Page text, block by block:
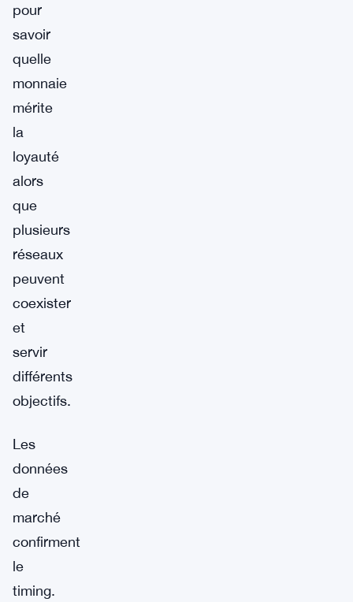
pour
savoir
quelle
monnaie
mérite
la
loyauté
alors
que
plusieurs
réseaux
peuvent
coexister
et
servir
différents
objectifs.
Les
données
de
marché
confirment
le
timing.